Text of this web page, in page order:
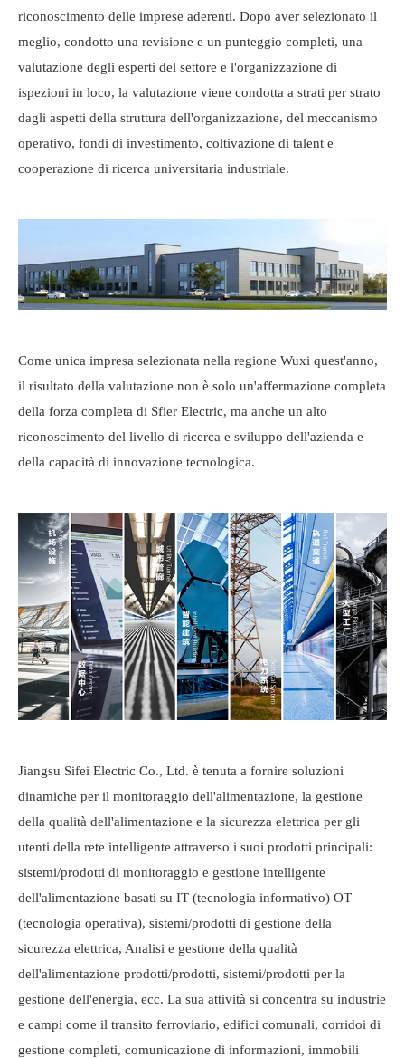
riconoscimento delle imprese aderenti. Dopo aver selezionato il
meglio, condotto una revisione e un punteggio completi, una
valutazione degli esperti del settore e l'organizzazione di
ispezioni in loco, la valutazione viene condotta a strati per strato
dagli aspetti della struttura dell'organizzazione, del meccanismo
operativo, fondi di investimento, coltivazione di talent e
cooperazione di ricerca universitaria industriale.
Come unica impresa selezionata nella regione Wuxi quest'anno,
il risultato della valutazione non è solo un'affermazione completa
della forza completa di Sfier Electric, ma anche un alto
riconoscimento del livello di ricerca e sviluppo dell'azienda e
della capacità di innovazione tecnologica.
Jiangsu Sifei Electric Co., Ltd. è tenuta a fornire soluzioni
dinamiche per il monitoraggio dell'alimentazione, la gestione
della qualità dell'alimentazione e la sicurezza elettrica per gli
utenti della rete intelligente attraverso i suoi prodotti principali:
sistemi/prodotti di monitoraggio e gestione intelligente
dell'alimentazione basati su IT (tecnologia informativo) OT
(tecnologia operativa), sistemi/prodotti di gestione della
sicurezza elettrica, Analisi e gestione della qualità
dell'alimentazione prodotti/prodotti, sistemi/prodotti per la
gestione dell'energia, ecc. La sua attività si concentra su industrie
e campi come il transito ferroviario, edifici comunali, corridoi di
gestione completi, comunicazione di informazioni, immobili